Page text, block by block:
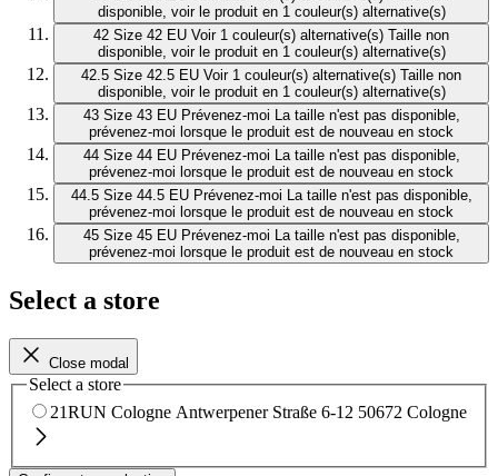
disponible, voir le produit en 1 couleur(s) alternative(s)
42 Size 42 EU Voir 1 couleur(s) alternative(s) Taille non
disponible, voir le produit en 1 couleur(s) alternative(s)
42.5 Size 42.5 EU Voir 1 couleur(s) alternative(s) Taille non
disponible, voir le produit en 1 couleur(s) alternative(s)
43 Size 43 EU Prévenez-moi La taille n'est pas disponible,
prévenez-moi lorsque le produit est de nouveau en stock
44 Size 44 EU Prévenez-moi La taille n'est pas disponible,
prévenez-moi lorsque le produit est de nouveau en stock
44.5 Size 44.5 EU Prévenez-moi La taille n'est pas disponible,
prévenez-moi lorsque le produit est de nouveau en stock
45 Size 45 EU Prévenez-moi La taille n'est pas disponible,
prévenez-moi lorsque le produit est de nouveau en stock
Select a store
Close modal
Select a store
21RUN Cologne Antwerpener Straße 6-12 50672 Cologne